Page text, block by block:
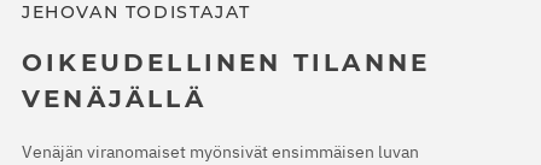
JEHOVAN TODISTAJAT
OIKEUDELLINEN TILANNE
VENÄJÄLLÄ
Venäjän viranomaiset myönsivät ensimmäisen luvan